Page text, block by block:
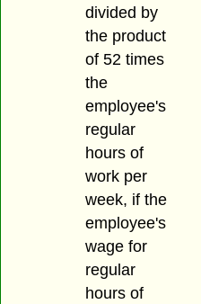
divided by
the product
of 52 times
the
employee's
regular
hours of
work per
week, if the
employee's
wage for
regular
hours of